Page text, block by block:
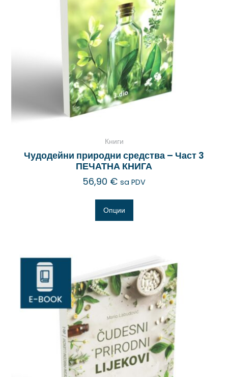
Книги
Чудодейни природни средства – Част 3
ПЕЧАТНА КНИГА
56,90 € sa PDV
Опции